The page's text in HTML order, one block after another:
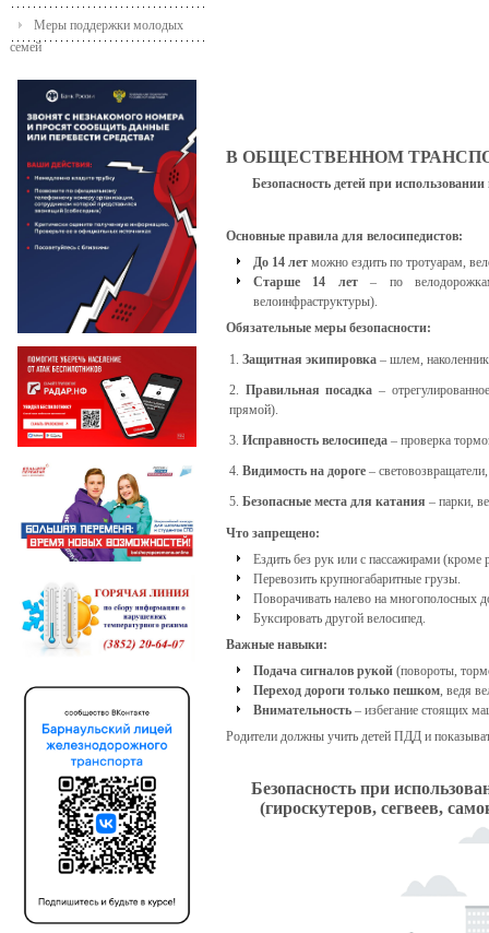
Меры поддержки молодых
семей
В ОБЩЕСТВЕННОМ
Безопасность детей при
Основные правила для велосипедистов:
До 14 лет можно ездить по тротуарам,
Старше 14 лет– по
велоинфраструктуры).
Обязательные меры безопасности:
Защитная экипировка – шлем,
Правильная посадка –
прямой).
Исправность велосипеда – проверка
Видимость на дороге –
Безопасные места для катания – парки,
Что запрещено:
Ездить без рук или с пассажирами (кроме
Перевозить крупногабаритные грузы.
Поворачивать налево на многополосных
Буксировать другой велосипед.
Важные навыки:
Подача сигналов рукой (повороты,
Переход дороги только пешком , ведя
Внимательность – избегание стоящих
Родители должны учить детей ПДД и
Безопасность при
(гироскутеров, сегвеев,